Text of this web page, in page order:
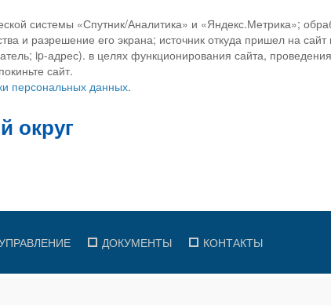
системы «Спутник/Аналитика» и «Яндекс.Метрика»;
и разрешение его экрана; источник откуда пришел на сайт
ip-адрес). в целях функционирования сайта,
сайт.
персональных данных.
ДОКУМЕНТЫ КОНТАКТЫ